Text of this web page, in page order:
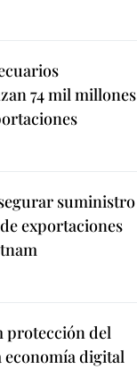
74 mil millones
suministro
exportaciones
protección del
digital